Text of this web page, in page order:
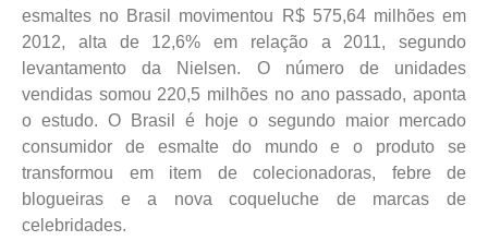
esmaltes no Brasil movimentou R$ 575,64 milhões em
2012, alta de 12,6% em relação a 2011, segundo
levantamento da Nielsen. O número de unidades
vendidas somou 220,5 milhões no ano passado, aponta
o estudo. O Brasil é hoje o segundo maior mercado
consumidor de esmalte do mundo e o produto se
transformou em item de colecionadoras, febre de
blogueiras e a nova coqueluche de marcas de
celebridades.